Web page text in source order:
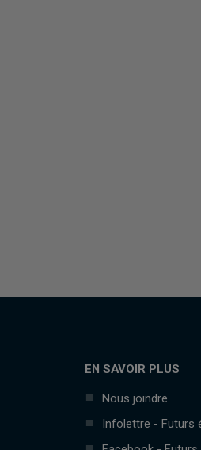
EN SAVOIR PLUS
Nous joindre
Infolettre - Futurs